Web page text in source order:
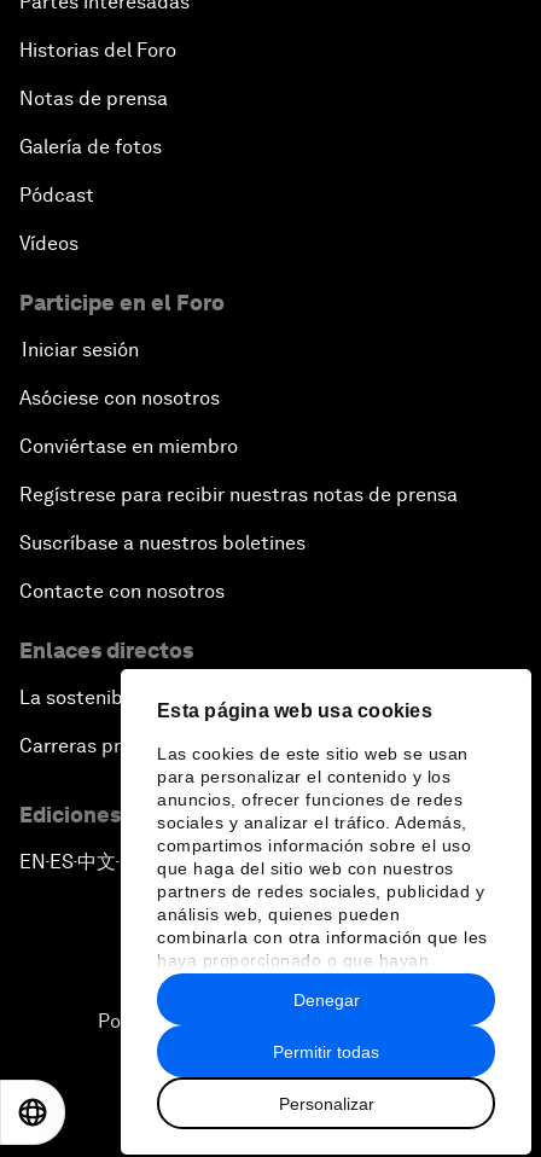
Esta página web usa cookies
Las cookies de este sitio web se usan
para personalizar el contenido y los
anuncios, ofrecer funciones de redes
sociales y analizar el tráfico. Además,
compartimos información sobre el uso
que haga del sitio web con nuestros
partners de redes sociales, publicidad y
análisis web, quienes pueden
combinarla con otra información que les
haya proporcionado o que hayan
recopilado a partir del uso que haya
hecho de sus servicios.
Permitir todas
Personalizar
Denegar
Historias del Foro
Notas de prensa
Galería de fotos
Pódcast
Vídeos
Participe en el Foro
Iniciar sesión
Asóciese con nosotros
Conviértase en miembro
Regístrese para recibir nuestras notas de prensa
Suscríbase a nuestros boletines
Contacte con nosotros
Enlaces directos
La sostenibilidad en el Foro
Carreras profesionales
Ediciones en otros idiomas
EN ▪ES▪中文▪ 日本語
Política de privacidad y normas de uso
Sitemap
2026 Foro Económico Mundial